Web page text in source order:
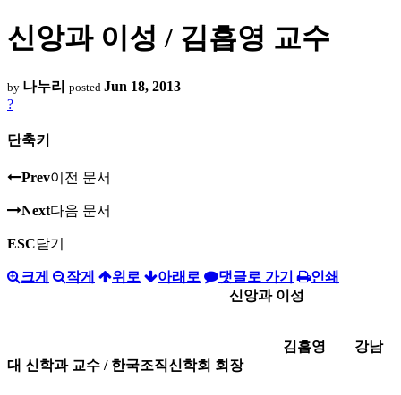
신앙과 이성 / 김흡영 교수
by 나누리 posted Jun 18, 2013
?
단축키
Prev이전 문서
Next다음 문서
ESC닫기
크게 작게 위로 아래로 댓글로 가기
인쇄
신앙과 이성
김흡영 강남
대 신학과 교수 / 한국조직신학회 회장